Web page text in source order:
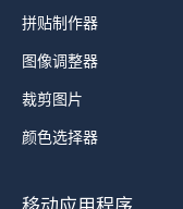
拼贴制作器
图像调整器
裁剪图片
颜色选择器